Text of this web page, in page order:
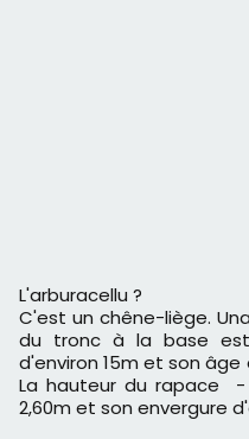
L'arburacellu ?
C'est un chêne-liège.
du tronc à la base
d'environ 15m et son
La hauteur du rapace
2,60m et son envergure